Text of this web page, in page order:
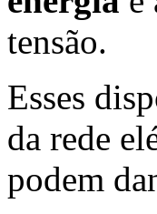
tensão.
Esses
da rede
podem